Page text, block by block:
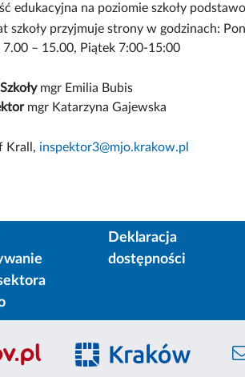
edukacyjna na poziomie szkoły
szkoły przyjmuje strony w godzinach:
– 15.00, Piątek 7:00-15:00
mgr Emilia Bubis
mgr Katarzyna Gajewska
Krall, inspektor3@mjo.krakow.pl
Deklaracja
dostępności